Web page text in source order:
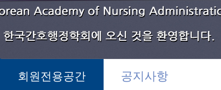
회원전용공간 공지사항